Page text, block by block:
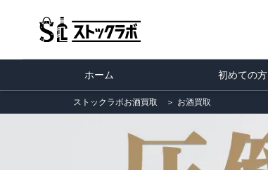
ホーム 初めての方
ストックラボお酒買取 ＞ お酒買取